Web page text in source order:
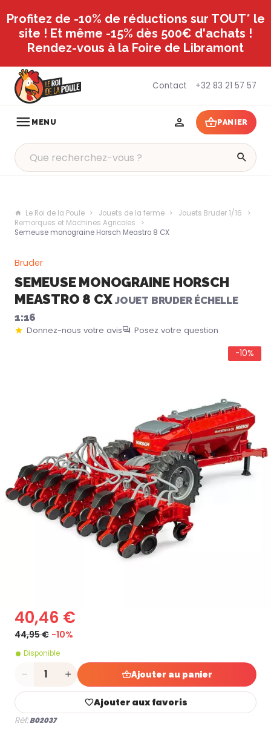
Profitez de -10% de réductions sur TOUT* le
site ! Et même -15% dès 500€ d'achats !
Rendez-vous à la Foire de Libramont
Contact +32 83 21 57 57
MENU PANIER
Le Roi de la Poule Jouets de la ferme
Jouets Bruder 1/16
Remorques et Machines Agricoles
Semeuse monograine Horsch Meastro 8 CX
Bruder
SEMEUSE MONOGRAINE HORSCH
MEASTRO 8 CXJOUET BRUDER ÉCHELLE
1:16
Donnez-nous votre avis
Posez votre question
-10%
40,46 €
44,95 € -10%
Disponible
Quantité Ajouter au panier
Ajouter aux favoris
Réf:B02037